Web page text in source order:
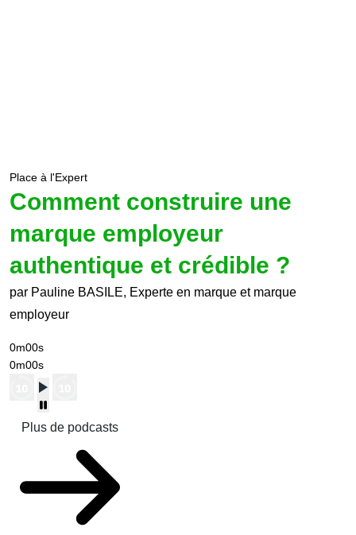
Place à l'Expert
Comment construire une
marque employeur
authentique et crédible ?
par Pauline BASILE, Experte en marque et marque
employeur
0m00s
0m00s
Plus de podcasts